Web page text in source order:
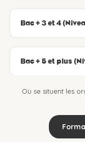
Bac + 3 et 4
Bac + 5 et plus
Où se situent les